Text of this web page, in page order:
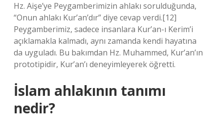
Hz. Aişe’ye Peygamberimizin ahlakı sorulduğunda,
“Onun ahlakı Kur’an’dır” diye cevap verdi.[12]
Peygamberimiz, sadece insanlara Kur’an-ı Kerim’i
açıklamakla kalmadı, aynı zamanda kendi hayatına
da uyguladı. Bu bakımdan Hz. Muhammed, Kur’an’ın
prototipidir, Kur’an’ı deneyimleyerek öğretti.
İslam ahlakının tanımı
nedir?